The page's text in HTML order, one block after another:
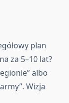
plan
za 5–10 lat?
albo
Wizja